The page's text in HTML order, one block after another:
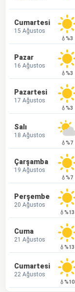
Cumartesi
15 Ağustos
💧%3
Pazar
16 Ağustos
💧%3
Pazartesi
17 Ağustos
💧%3
Salı
18 Ağustos
💧%7
Çarşamba
19 Ağustos
💧%7
Perşembe
20 Ağustos
💧%13
Cuma
21 Ağustos
💧%13
Cumartesi
22 Ağustos
💧%10